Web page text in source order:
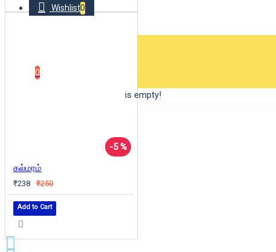
Wishlist0
0
Your shopping cart is empty!
-5 %
கல்மரம்
₹238 ₹250
Add to Cart